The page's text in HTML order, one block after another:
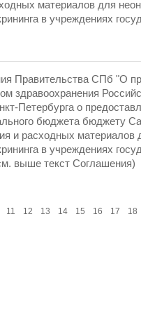
материалов для
в учреждениях
Правительства СПб "О
здравоохранения
Петербурга о
бюджета бюджету
и расходных материалов
в учреждениях
выше текст Соглашения)
11 12 13 14 15 16 17
18